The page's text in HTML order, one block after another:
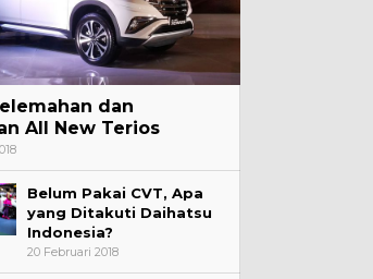
dan
All New Terios
Belum Pakai CVT, Apa
yang Ditakuti Daihatsu
Indonesia?
20 Februari 2018